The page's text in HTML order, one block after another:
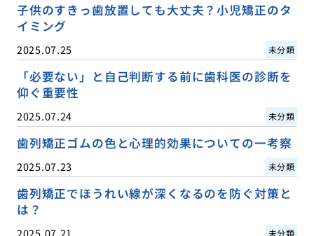
子供のすきっ歯放置しても大丈夫？小児矯正のタ
イミング
2025.07.25 未分類
「必要ない」と自己判断する前に歯科医の診断を
仰ぐ重要性
2025.07.24 未分類
歯列矯正ゴムの色と心理的効果についての一考察
2025.07.23 未分類
歯列矯正でほうれい線が深くなるのを防ぐ対策と
は？
2025.07.21 未分類